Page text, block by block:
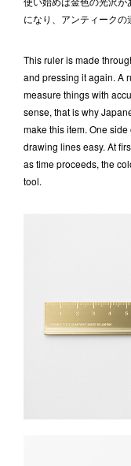
になり、アンティークの
This ruler is made
and pressing it again. A
measure things with
sense, that is why
make this item. One
drawing lines easy. At
as time proceeds, the
tool.